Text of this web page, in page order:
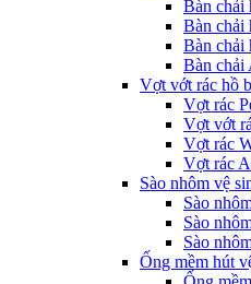
Bàn chải
Bàn chải
Bàn chải
Bàn chải
Vợt vớt rác hồ
Vợt rác
Vợt vớt
Vợt rác
Vợt rác
Sào nhôm vệ
Sào
Sào
Sào
Ống mềm hút